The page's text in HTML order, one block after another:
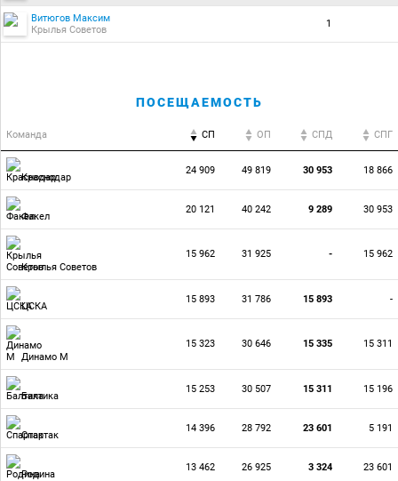
Витюгов Максим
Крылья Советов
1
ПОСЕЩАЕМОСТЬ
Команда СП ОП CПД CПГ
Краснодар
24 909 49 819 30 953 18 866
Факел
20 121 40 242 9 289 30 953
Крылья Советов
15 962 31 925 - 15 962
ЦСКА
15 893 31 786 15 893 -
Динамо М
15 323 30 646 15 335 15 311
Балтика
15 253 30 507 15 311 15 196
Спартак
14 396 28 792 23 601 5 191
Родина
13 462 26 925 3 324 23 601